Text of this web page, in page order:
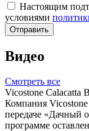
Настоящим
условиями
Отправить
Видео
Смотреть все
Vicostone Calacatta
Компания Vicostone
передаче «Дачный
программе